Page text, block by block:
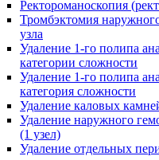
Ректороманоскопия
Тромбэктомия
узла
Удаление 1-го полипа
категории сложности
Удаление 1-го полипа
категория сложности
Удаление каловых
Удаление наружного
(1 узел)
Удаление отдельных